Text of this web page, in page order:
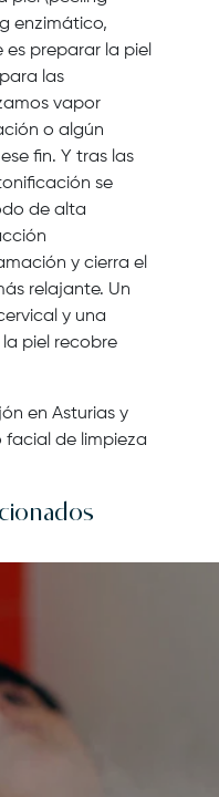
enzimático,
es preparar la piel
las
vapor
o algún
fin. Y tras las
se
de alta
y cierra el
relajante. Un
y una
piel recobre
en Asturias y
de limpieza